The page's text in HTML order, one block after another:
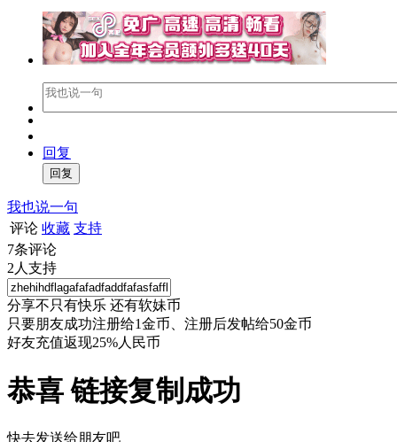
回复
我也说一句
评论 收藏 支持
7条评论
2 人支持
分享不只有快乐 还有软妹币
只要朋友成功注册给1金币、注册后发帖给50金币
好友充值返现25%人民币
恭喜 链接复制成功
快去发送给朋友吧